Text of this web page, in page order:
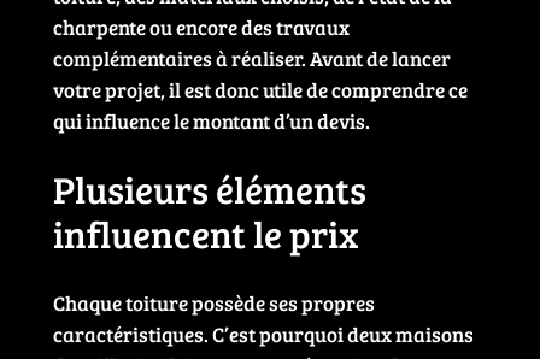
charpente ou encore des travaux
complémentaires à réaliser. Avant de lancer
votre projet, il est donc utile de comprendre ce
qui influence le montant d’un devis.
Plusieurs éléments
influencent le prix
Chaque toiture possède ses propres
caractéristiques. C’est pourquoi deux maisons